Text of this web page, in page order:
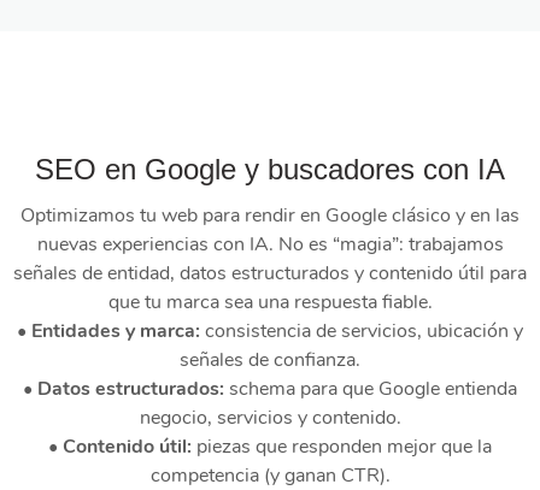
SEO en Google y buscadores con IA
Optimizamos tu web para rendir en Google clásico y en las
nuevas experiencias con IA. No es “magia”: trabajamos
señales de entidad, datos estructurados y contenido útil para
que tu marca sea una respuesta fiable.
• Entidades y marca: consistencia de servicios, ubicación y
señales de confianza.
• Datos estructurados: schema para que Google entienda
negocio, servicios y contenido.
• Contenido útil: piezas que responden mejor que la
competencia (y ganan CTR).